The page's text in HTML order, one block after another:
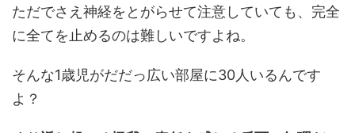
ただでさえ神経をとがらせて注意していても、完全
に全てを止めるのは難しいですよね。
そんな1歳児がだだっ広い部屋に30人いるんです
よ？